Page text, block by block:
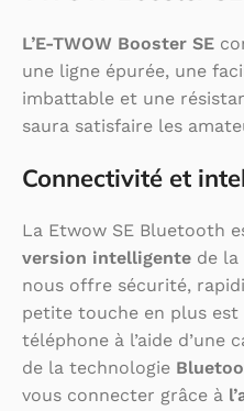
L’E-TWOW Booster SE
une ligne épurée, une
imbattable et une
saura satisfaire les
Connectivité et
La Etwow SE Bluetooth
version intelligente de la
nous offre sécurité,
petite touche en plus
téléphone à l’aide d’une
de la technologie
vous connecter grâce à